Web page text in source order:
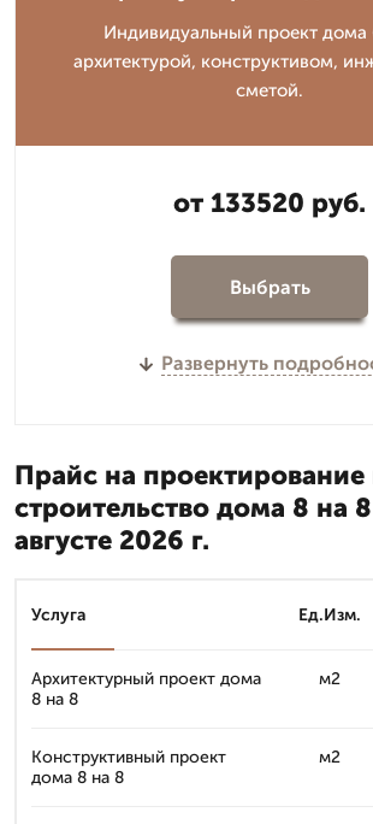
Индивидуальный проект дома
архитектурой, конструктивом,
сметой.
от 133520 руб.
Выбрать
Развернуть
Прайс на проектирование
строительство дома 8 на
августе 2026 г.
Услуга Ед.Изм.
Архитектурный проект дома
8 на 8
м2
Конструктивный проект
дома 8 на 8
м2